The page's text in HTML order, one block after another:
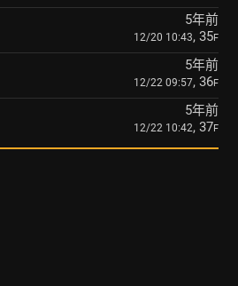
5年前
12/20 10:43, 35F
5年前
12/22 09:57, 36F
5年前
12/22 10:42, 37F